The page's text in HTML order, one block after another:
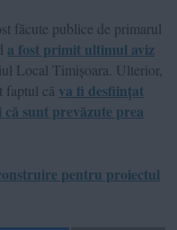
făcute publice de primarul
a fost primit ultimul aviz
Local Timișoara. Ulterior,
faptul că va fi desființat
sunt prevăzute prea
pentru proiectul